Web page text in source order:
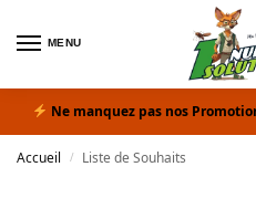
MENU
Ne manquez pas nos
Accueil / Liste de Souhaits